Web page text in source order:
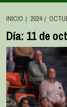
INICIO 2024
Día: 11 de